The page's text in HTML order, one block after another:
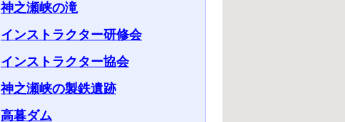
神之瀬峡の滝
インストラクター研修会
インストラクター協会
神之瀬峡の製鉄遺跡
高暮ダム